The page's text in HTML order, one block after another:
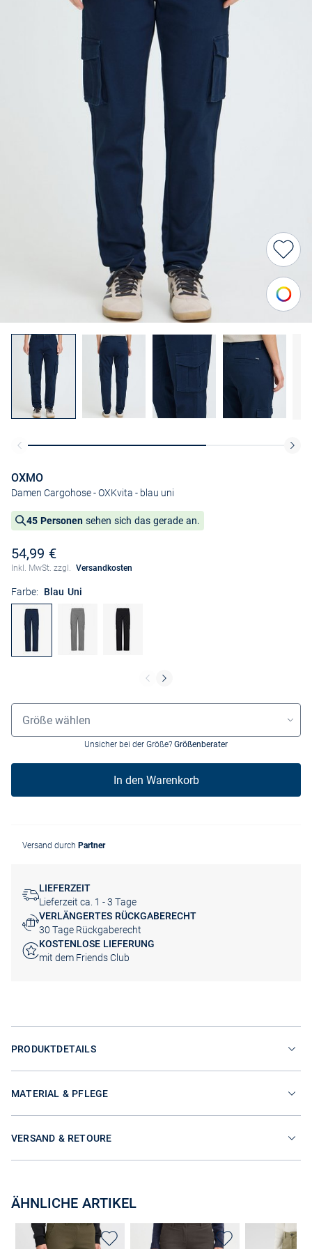
OXMO
Damen Cargohose - OXKvita - blau uni
45 Personen sehen sich das gerade an.
54,99 €
Inkl. MwSt. zzgl. Versandkosten
Farbe: Blau Uni
Größenauswahl
Größe wählen
Unsicher bei der Größe? Größenberater
In den Warenkorb
Versand durch Partner
LIEFERZEIT
Lieferzeit ca. 1 - 3 Tage
VERLÄNGERTES RÜCKGABERECHT
30 Tage Rückgaberecht
KOSTENLOSE LIEFERUNG
mit dem Friends Club
PRODUKTDETAILS
MATERIAL & PFLEGE
VERSAND & RETOURE
ÄHNLICHE ARTIKEL